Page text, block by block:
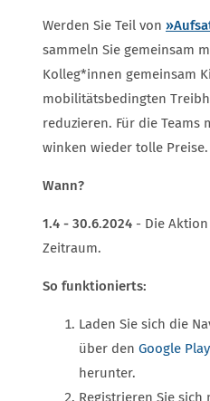
Werden Sie Teil von
sammeln Sie gemeinsam
Kolleg*innen gemeinsam
mobilitätsbedingten
reduzieren. Für die
winken wieder tolle Preise.
Wann?
1.4 - 30.6.2024 - Die
Zeitraum.
So funktionierts:
Laden Sie sich die
über den Google
herunter.
Registrieren Sie